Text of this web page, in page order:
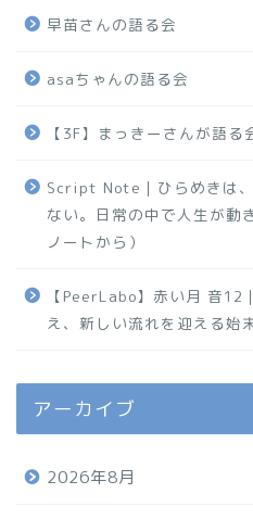
早苗さんの語る会
asaちゃんの語る会
【3F】まっきーさんが語
Script Note｜ひらめきは
ない。日常の中で人生が動
ノートから）
【PeerLabo】赤い月 音
え、新しい流れを迎える始
アーカイブ
2026年8月